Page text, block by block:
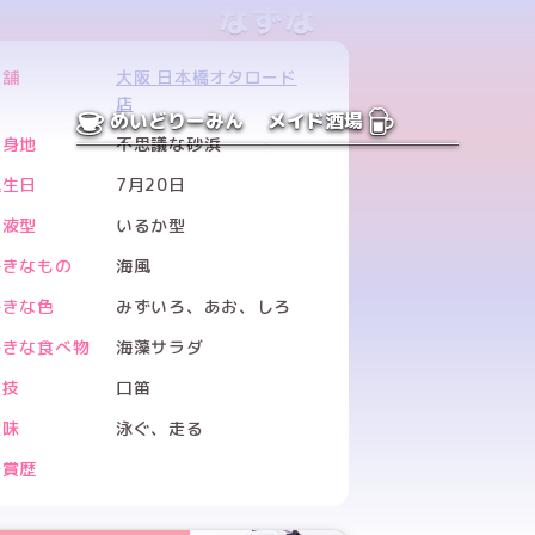
めいどりーみん メイド酒場
なずな
大阪 日本橋オタロード
店
地
不思議な砂浜
日
7月20日
型
いるか型
なもの
海風
な色
みずいろ、あお、しろ
な食べ物
海藻サラダ
口笛
泳ぐ、走る
歴